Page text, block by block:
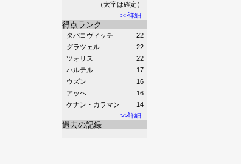
>>詳細
（太字は確定）
得点ランク
>>詳細
タバコヴィッチ
22
グラツェル
22
ツォリス
22
ハルテル
17
ウズン
16
アッヘ
16
ケナン・カラマン
14
過去の記録